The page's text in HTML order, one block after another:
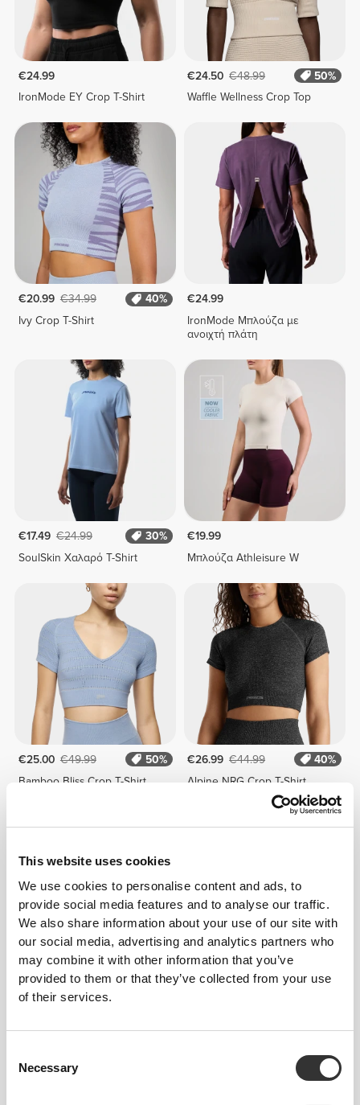
This website uses cookies
We use cookies to personalise content and ads, to
provide social media features and to analyse our traffic.
We also share information about your use of our site with
our social media, advertising and analytics partners who
may combine it with other information that you’ve
provided to them or that they’ve collected from your use
of their services.
Selection
Necessary
€24.99
IronMode EY Crop T-Shirt
€24.50 €48.99
50%
Waffle Wellness Crop Top
€20.99 €34.99
40%
Ivy Crop T-Shirt
€24.99
IronMode Μπλούζα με
ανοιχτή πλάτη
€17.49 €24.99
30%
SoulSkin Χαλαρό T-Shirt
€19.99
Μπλούζα Athleisure W
€25.00 €49.99
50%
Bamboo Bliss Crop T-Shirt
€26.99 €44.99
40%
Alpine NRG Crop T-Shirt
€19.99
Μπλούζα Athleisure W
€17.50 €34.99
50%